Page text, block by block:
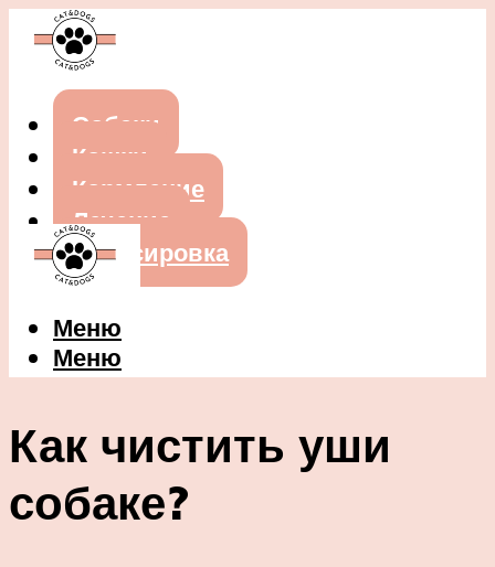
Собаки
Кошки
Кормление
Лечение
Дрессировка
Меню
Меню
Как чистить уши
собаке?